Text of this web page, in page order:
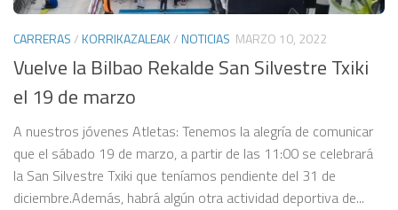
CARRERAS/KORRIKAZALEAK/NOTICIAS MARZO 10, 2022
Vuelve la Bilbao Rekalde San Silvestre Txiki
el 19 de marzo
A nuestros jóvenes Atletas: Tenemos la alegría de comunicar
que el sábado 19 de marzo, a partir de las 11:00 se celebrará
la San Silvestre Txiki que teníamos pendiente del 31 de
diciembre.Además, habrá algún otra actividad deportiva de...